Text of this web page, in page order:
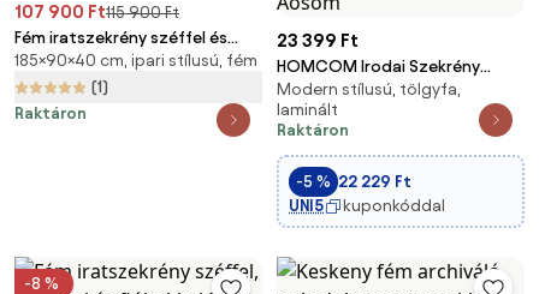
107 900 Ft115 900 Ft
Fém iratszekrény széffel és
fiókokkal FILIP II, 900 x 1850 x
400 mm, antracit-fehér
185×90×40 cm, ipari stílusú, fém
(1)
Raktáron
23 399 Ft
HOMCOM Irodai Szekrény
Görgős Irodai Tároló Fiókos
Szekrény Polcos Részecske
Tölgy | Aosom
Modern stílusú, tölgyfa,
laminált
Raktáron
-5 % 22 229 Ft
UNI5
kuponkóddal
-8 %